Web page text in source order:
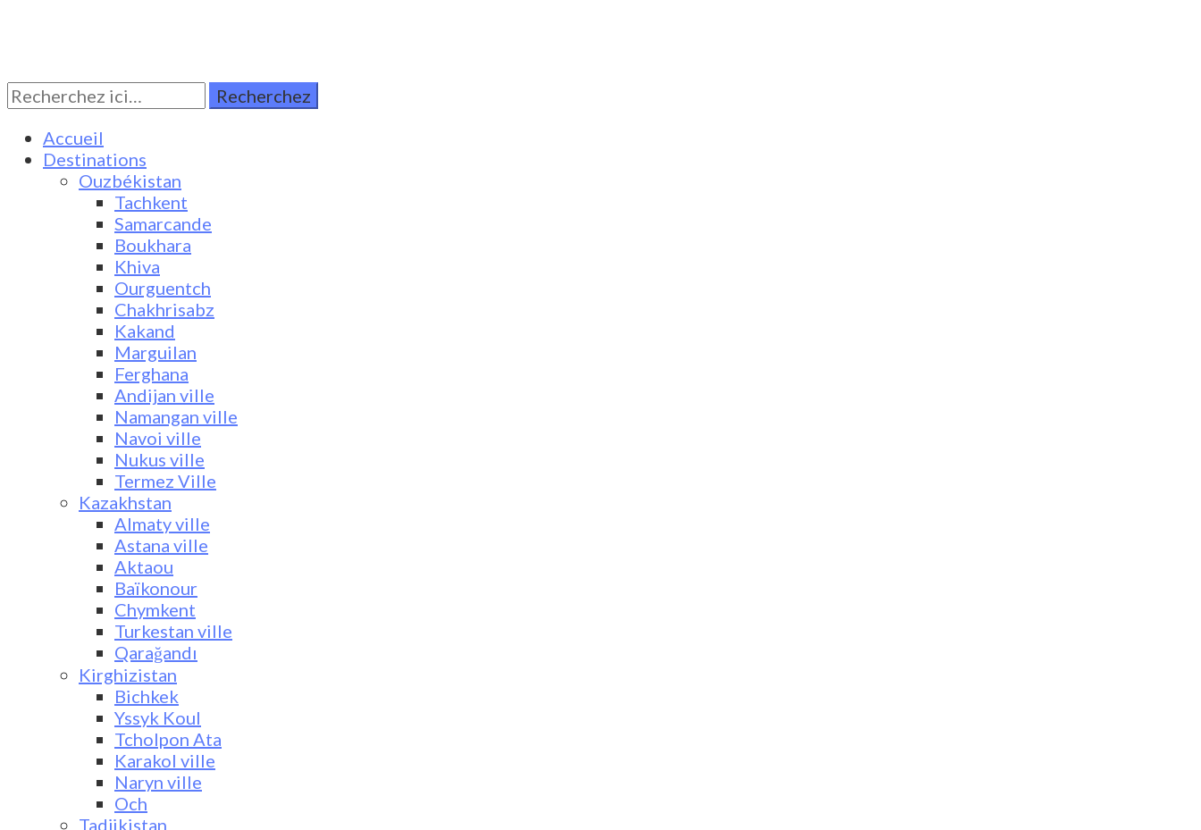
Turkestan Travel
Discover Central Asia
Rechercher:
Accueil
Destinations
Ouzbékistan
Tachkent
Samarcande
Boukhara
Khiva
Ourguentch
Chakhrisabz
Kakand
Marguilan
Ferghana
Andijan ville
Namangan ville
Navoi ville
Nukus ville
Termez Ville
Kazakhstan
Almaty ville
Astana ville
Aktaou
Baïkonour
Chymkent
Turkestan ville
Qarağandı
Kirghizistan
Bichkek
Yssyk Koul
Tcholpon Ata
Karakol ville
Naryn ville
Och
Tadjikistan